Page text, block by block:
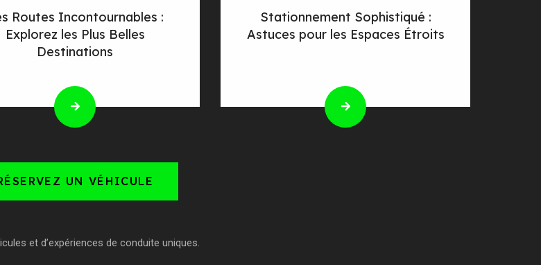
Routes Incontournables :
Explorez les Plus Belles
Destinations
Stationnement Sophistiqué :
Astuces pour les Espaces Étroits
UN VÉHICULE
et d’expériences de conduite uniques.